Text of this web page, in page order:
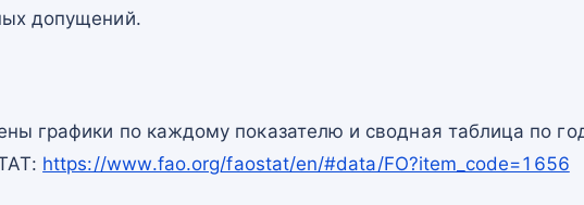
допущений.
графики по каждому показателю и сводная таблица по
https://www.fao.org/faostat/en/#data/FO?item_code=1656